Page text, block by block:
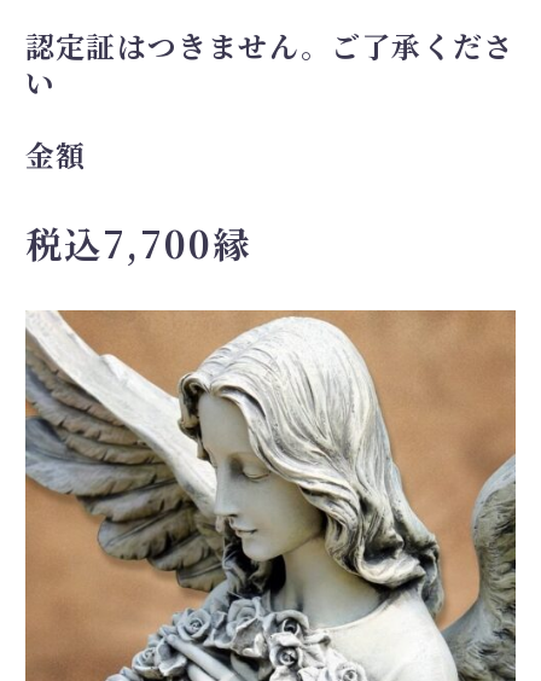
認定証はつきません。ご了承くださ
い
金額
税込7,700縁